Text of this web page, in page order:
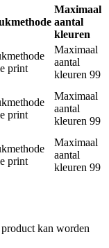
Maximaal
aantal
kleuren
print
Maximaal
aantal
kleuren 99
print
Maximaal
aantal
kleuren 99
print
Maximaal
aantal
kleuren 99
kan worden